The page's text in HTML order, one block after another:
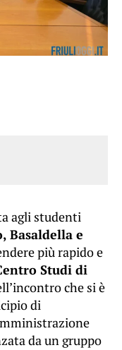
agli studenti
Basaldella e
più rapido e
Studi di
che si è
di
da un gruppo